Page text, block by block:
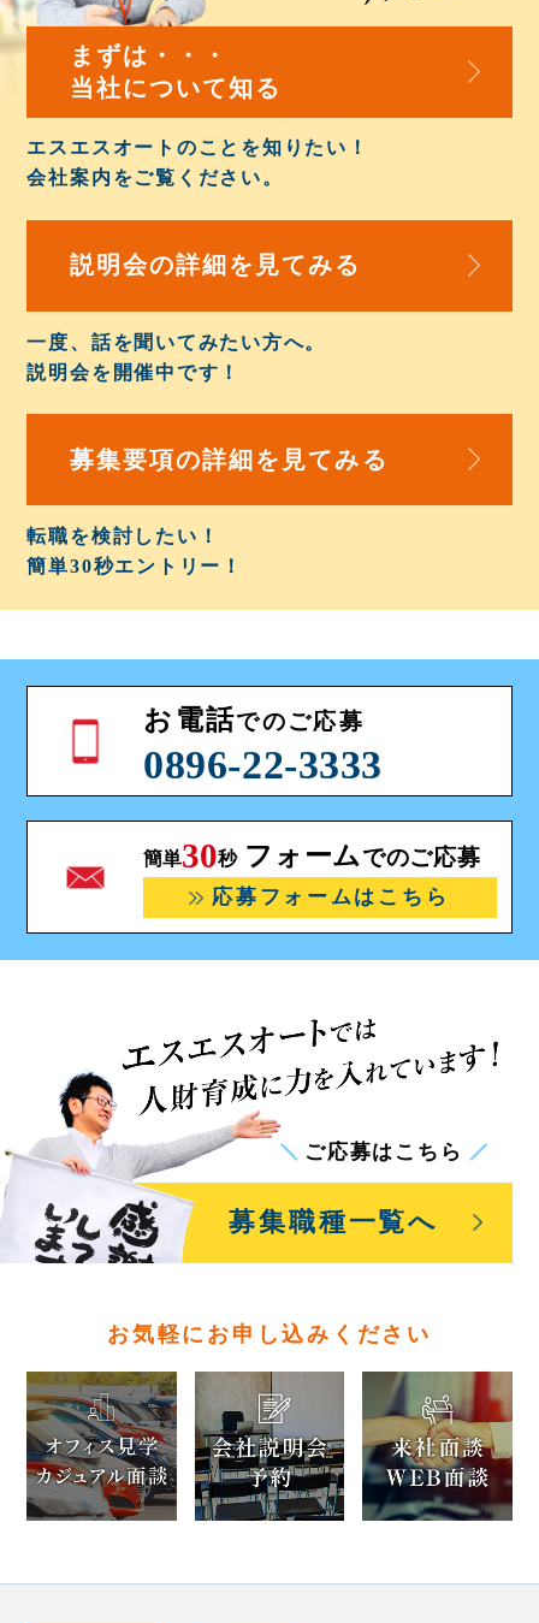
まずは・・・
当社について知る
エスエスオートのことを知りたい！
会社案内 をご覧ください。
説明会の詳細を 見てみる
一度、話を聞いてみたい方へ。
説明会を開催中です！
募集要項の詳細を 見てみる
転職を検討したい！
簡単30秒エントリー！
お電話でのご応募
0896-22-3333
簡単30秒 フォームでのご応募
応募フォームはこちら
ご応募はこちら
募集職種一覧へ
お気軽にお申し込みください